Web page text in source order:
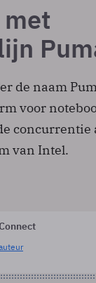
de naam
voor
concurrentie
van Intel.